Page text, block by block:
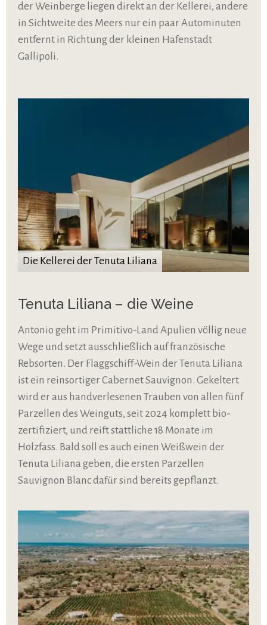
der Weinberge liegen direkt an der Kellerei, andere
in Sichtweite des Meers nur ein paar Autominuten
entfernt in Richtung der kleinen Hafenstadt
Gallipoli.
Die Kellerei der Tenuta Liliana
Tenuta Liliana – die Weine
Antonio geht im Primitivo-Land Apulien völlig neue
Wege und setzt ausschließlich auf französische
Rebsorten. Der Flaggschiff-Wein der Tenuta Liliana
ist ein reinsortiger Cabernet Sauvignon. Gekeltert
wird er aus handverlesenen Trauben von allen fünf
Parzellen des Weinguts, seit 2024 komplett bio-
zertifiziert, und reift stattliche 18 Monate im
Holzfass. Bald soll es auch einen Weißwein der
Tenuta Liliana geben, die ersten Parzellen
Sauvignon Blanc dafür sind bereits gepflanzt.